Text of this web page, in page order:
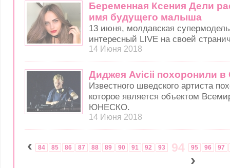
Беременная Ксения Дели
имя будущего малыша
13 июня, молдавская
интересный LIVE на своей
14 Июня 2018
Диджея Avicii похоронили в
Известного шведского артиста
которое является объектом
ЮНЕСКО.
14 Июня 2018
‹ 84 85 86 87 88 89 90 91 92 93 94 95 96 97
›